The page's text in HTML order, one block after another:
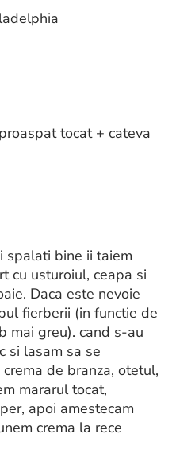
tocat + cateva
spalati bine ii taiem
cu usturoiul, ceapa si
Daca este nevoie
fierberii (in functie de
mai greu). cand s-au
si lasam sa se
de branza, otetul,
mararul tocat,
apoi amestecam
crema la rece